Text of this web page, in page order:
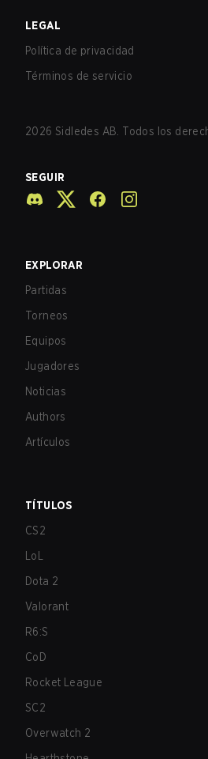
LEGAL
Política de privacidad
Términos de servicio
2026 Sidledes AB. Todos los
SEGUIR
EXPLORAR
Partidas
Torneos
Equipos
Jugadores
Noticias
Authors
Artículos
TÍTULOS
CS2
LoL
Dota 2
Valorant
R6:S
CoD
Rocket League
SC2
Overwatch 2